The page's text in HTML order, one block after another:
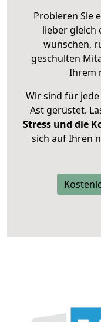
Probieren Sie
lieber gleich
wünschen,
geschulten
Ihrem
Wir sind für
Ast gerüstet.
Stress und die
sich auf Ihren